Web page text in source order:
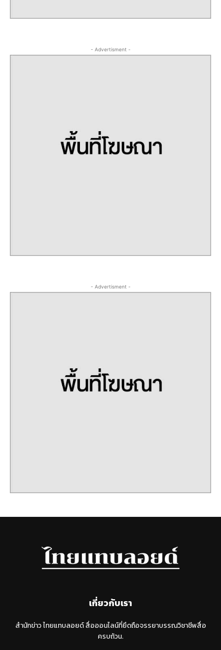
- Advertisment -
- Advertisment -
เกี่ยวกับเรา
สำนักข่าว ไทยแทบลอยด์ สื่อออนไลน์ที่ยึดถือจรรยาบรรณวิชาชีพสื่อ
ครบถ้วน.